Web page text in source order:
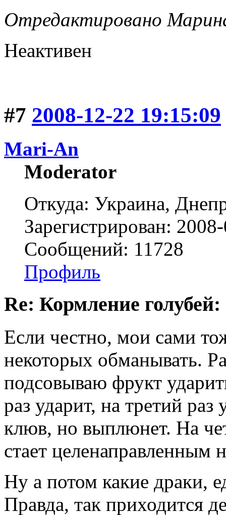
Отредактировано
Неактивен
#7 2008-12-22 19:15:09
Mari-An
Moderator
Откуда: Украина,
Зарегистрирован:
Сообщений: 11728
Профиль
Re: Кормление
Если честно, мои сами
некоторых обманывать.
подсовываю фрукт
раз ударит, на третий
клюв, но выплюнет. На
стает целенаправленным
Ну а потом какие драки,
Правда, так приходится